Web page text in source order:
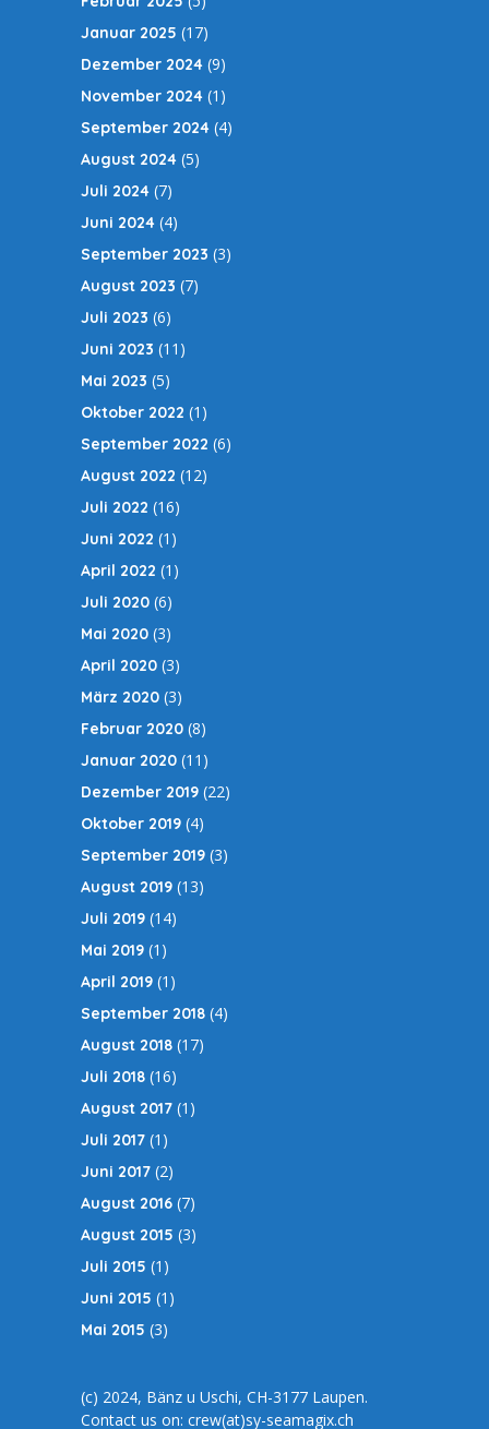
Januar 2025 (17)
Dezember 2024 (9)
November 2024 (1)
September 2024 (4)
August 2024 (5)
Juli 2024 (7)
Juni 2024 (4)
September 2023 (3)
August 2023 (7)
Juli 2023 (6)
Juni 2023 (11)
Mai 2023 (5)
Oktober 2022 (1)
September 2022 (6)
August 2022 (12)
Juli 2022 (16)
Juni 2022 (1)
April 2022 (1)
Juli 2020 (6)
Mai 2020 (3)
April 2020 (3)
März 2020 (3)
Februar 2020 (8)
Januar 2020 (11)
Dezember 2019 (22)
Oktober 2019 (4)
September 2019 (3)
August 2019 (13)
Juli 2019 (14)
Mai 2019 (1)
April 2019 (1)
September 2018 (4)
August 2018 (17)
Juli 2018 (16)
August 2017 (1)
Juli 2017 (1)
Juni 2017 (2)
August 2016 (7)
August 2015 (3)
Juli 2015 (1)
Juni 2015 (1)
Mai 2015 (3)
(c) 2024, Bänz u Uschi, CH-3177 Laupen.
Contact us on: crew(at)sy-seamagix.ch